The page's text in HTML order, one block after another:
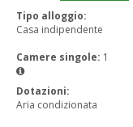
Tipo alloggio:
Casa indipendente
Camere singole: 1
Dotazioni:
Aria condizionata